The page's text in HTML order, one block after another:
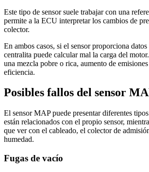
Este tipo de sensor suele trabajar con una
permite a la ECU interpretar los cambios de
colector.
En ambos casos, si el sensor proporciona
centralita puede calcular mal la carga del
una mezcla pobre o rica, aumento de
eficiencia.
Posibles fallos del sensor
El sensor MAP puede presentar diferentes
están relacionados con el propio sensor,
que ver con el cableado, el colector de
humedad.
Fugas de vacío